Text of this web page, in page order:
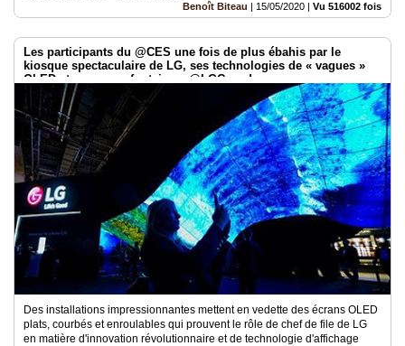
Benoît Biteau | 15/05/2020 | Vu 516002 fois
Les participants du @CES une fois de plus ébahis par le
kiosque spectaculaire de LG, ses technologies de « vagues »
OLED et sa zone « fontaine » @LGCanada
Des installations impressionnantes mettent en vedette des écrans OLED
plats, courbés et enroulables qui prouvent le rôle de chef de file de LG
en matière d'innovation révolutionnaire et de technologie d'affichage